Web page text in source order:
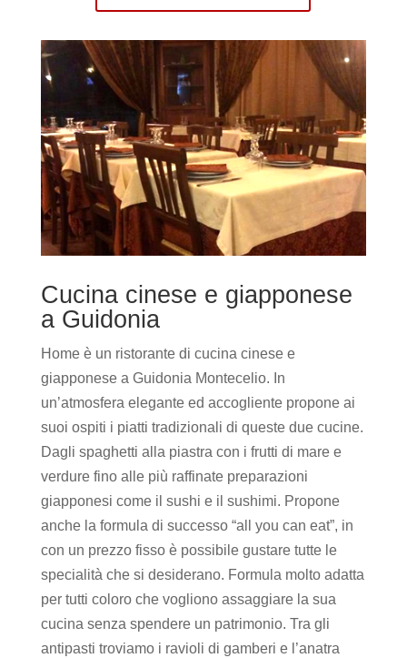
Cucina cinese e giapponese
a Guidonia
Home è un ristorante di cucina cinese e
giapponese a Guidonia Montecelio. In
un’atmosfera elegante ed accogliente propone ai
suoi ospiti i piatti tradizionali di queste due cucine.
Dagli spaghetti alla piastra con i frutti di mare e
verdure fino alle più raffinate preparazioni
giapponesi come il sushi e il sushimi. Propone
anche la formula di successo “all you can eat”, in
con un prezzo fisso è possibile gustare tutte le
specialità che si desiderano. Formula molto adatta
per tutti coloro che vogliono assaggiare la sua
cucina senza spendere un patrimonio. Tra gli
antipasti troviamo i ravioli di gamberi e l’anatra